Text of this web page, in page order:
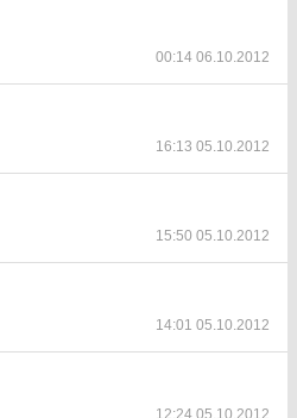
00:14 06.10.2012
16:13 05.10.2012
15:50 05.10.2012
14:01 05.10.2012
12:24 05.10.2012